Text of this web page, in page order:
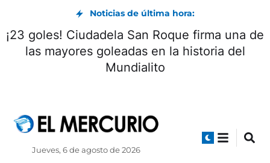
Noticias de última hora:
¡23 goles! Ciudadela San Roque firma una de
las mayores goleadas en la historia del
Mundialito
Jueves, 6 de agosto de 2026